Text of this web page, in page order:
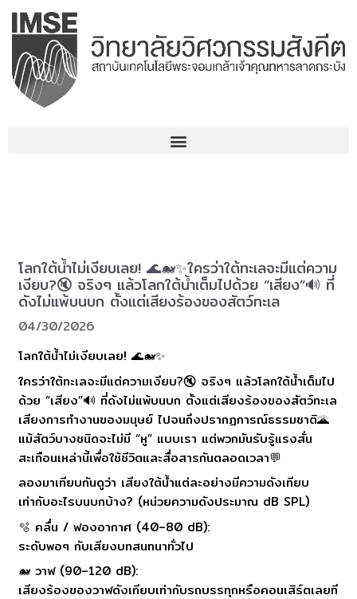
Skip
content
โลกใต้น้ำไม่เงียบเลย! 🌊🐋✨ใครว่าใต้ทะเลจะมีแต่ความ
เงียบ?🔇 จริงๆ แล้วโลกใต้น้ำเต็มไปด้วย “เสียง”🔊 ที่
ดังไม่แพ้บนบก ตั้งแต่เสียงร้องของสัตว์ทะเล
04/30/2026
โลกใต้น้ำไม่เงียบเลย! 🌊🐋✨
ใครว่าใต้ทะเลจะมีแต่ความเงียบ?🔇 จริงๆ แล้วโลกใต้น้ำเต็มไป
ด้วย “เสียง”🔊 ที่ดังไม่แพ้บนบก ตั้งแต่เสียงร้องของสัตว์ทะเล
เสียงการทำงานของมนุษย์ ไปจนถึงปรากฏการณ์ธรรมชาติ🌋
แม้สัตว์บางชนิดจะไม่มี “หู” แบบเรา แต่พวกมันรับรู้แรงสั่น
สะเทือนเหล่านี้เพื่อใช้ชีวิตและสื่อสารกันตลอดเวลา💬
ลองมาเทียบกันดูว่า เสียงใต้น้ำแต่ละอย่างมีความดังเทียบ
เท่ากับอะไรบนบกบ้าง? (หน่วยความดังประมาณ dB SPL)
🫧 คลื่น / ฟองอากาศ (40–80 dB):
ระดับพอๆ กับเสียงบทสนทนาทั่วไป
🐋 วาฬ (90–120 dB):
เสียงร้องของวาฬดังเทียบเท่ากับรถบรรทุกหรือคอนเสิร์ตเลยที